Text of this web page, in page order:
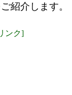
紹介します。
ンク]